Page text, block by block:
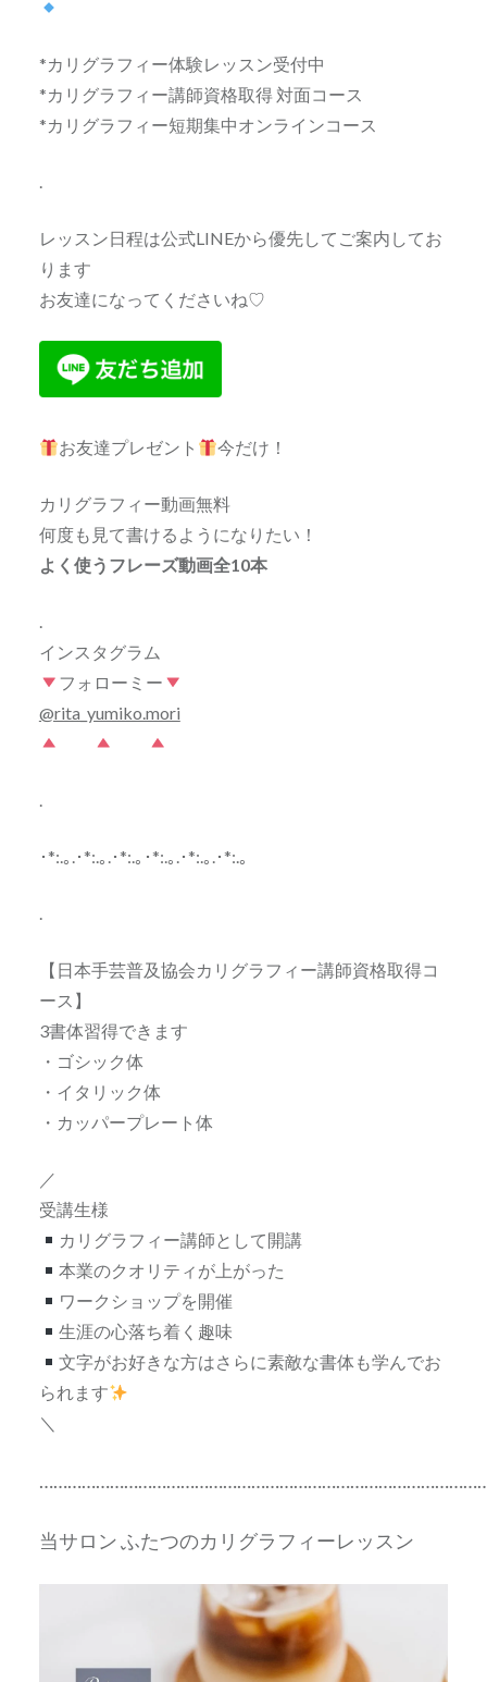
*カリグラフィー体験レッスン受付中
*カリグラフィー講師資格取得 対面コース
*カリグラフィー短期集中オンラインコース
.
レッスン日程は公式LINEから優先してご案内してお
ります
お友達になってくださいね♡
お友達プレゼント 今だけ！
カリグラフィー動画無料
何度も見て書けるようになりたい！
よく使うフレーズ動画全10本
.
インスタグラム
フォローミー
@rita_yumiko.mori
.
･*:.｡.･*:.｡.･*:.｡･*:.｡.･*:.｡.･*:.｡
.
【日本手芸普及協会カリグラフィー講師資格取得コ
ース】
3書体習得できます
・ゴシック体
・イタリック体
・カッパープレート体
／
受講生様
カリグラフィー講師として開講
本業のクオリティが上がった
ワークショップを開催
生涯の心落ち着く趣味
文字がお好きな方はさらに素敵な書体も学んでお
られます
＼
当サロン ふたつのカリグラフィーレッスン